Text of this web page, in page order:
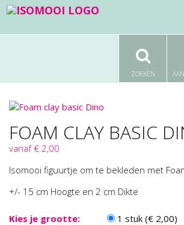
ZOEKEN
FOAM CLAY BASIC
vanaf € 2,00
Isomooi figuurtje om te bekleden met
+/- 15 cm Hoogte en 2 cm Dikte
Kies je grootte:
1 stuk (€ 2,00)